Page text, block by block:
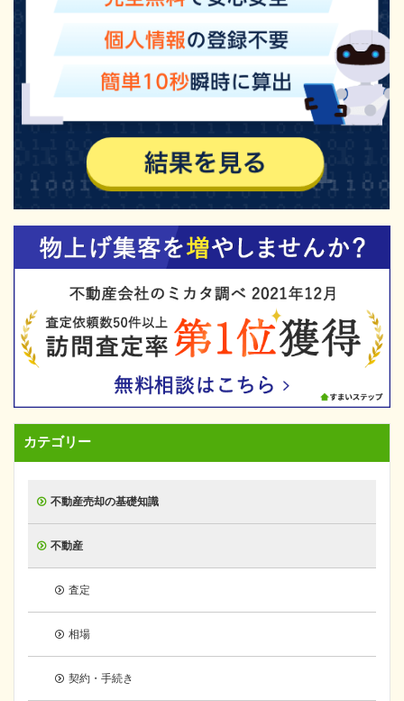
カテゴリー
不動産売却の基礎知識
不動産
査定
相場
契約・手続き